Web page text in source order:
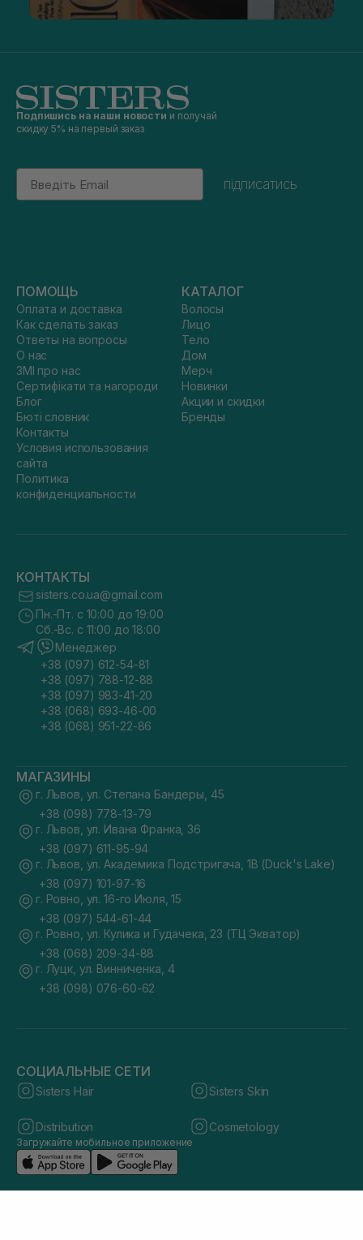
Подпишись на наши новости и получай
скидку 5% на первый заказ
Email
підписатись
ПОМОЩЬ
Оплата и доставка
Как сделать заказ
Ответы на вопросы
О нас
ЗМІ про нас
Сертифікати та нагороди
Блог
Бюті словник
Контакты
Условия использования
сайта
Политика
конфиденциальности
КАТАЛОГ
Волосы
Лицо
Тело
Дом
Мерч
Новинки
Акции и скидки
Бренды
КОНТАКТЫ
sisters.co.ua@gmail.com
Пн.-Пт. с 10:00 до 19:00
Сб.-Вс. с 11:00 до 18:00
Менеджер
+38 (097) 612-54-81
+38 (097) 788-12-88
+38 (097) 983-41-20
+38 (068) 693-46-00
+38 (068) 951-22-86
МАГАЗИНЫ
г. Львов, ул. Степана Бандеры, 45
+38 (098) 778-13-79
г. Львов, ул. Ивана Франка, 36
+38 (097) 611-95-94
г. Львов, ул. Академика Подстригача, 1В (Duck's Lake)
+38 (097) 101-97-16
г. Ровно, ул. 16-го Июля, 15
+38 (097) 544-61-44
г. Ровно, ул. Кулика и Гудачека, 23 (ТЦ Экватор)
+38 (068) 209-34-88
г. Луцк, ул. Винниченка, 4
+38 (098) 076-60-62
СОЦИАЛЬНЫЕ СЕТИ
Sisters Hair Sisters Skin
Distribution Cosmetology
Загружайте мобильное приложение